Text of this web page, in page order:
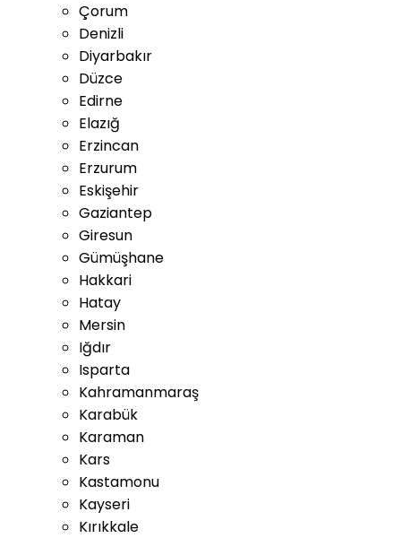
Çorum
Denizli
Diyarbakır
Düzce
Edirne
Elazığ
Erzincan
Erzurum
Eskişehir
Gaziantep
Giresun
Gümüşhane
Hakkari
Hatay
Mersin
Iğdır
Isparta
Kahramanmaraş
Karabük
Karaman
Kars
Kastamonu
Kayseri
Kırıkkale